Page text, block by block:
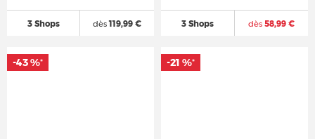
3 Shops dès119,99 € 3 Shops dès58,99 €
-43 %* -21 %*